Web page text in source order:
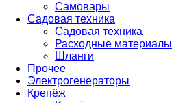
Самовары
Садовая техника
Садовая техника
Расходные материалы
Шланги
Прочее
Электрогенераторы
Крепёж